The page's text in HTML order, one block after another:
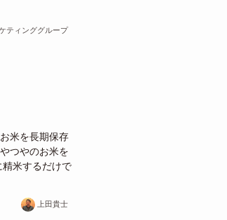
ティンググループ
米を長期保存
つやのお米を
米するだけで
上田貴士